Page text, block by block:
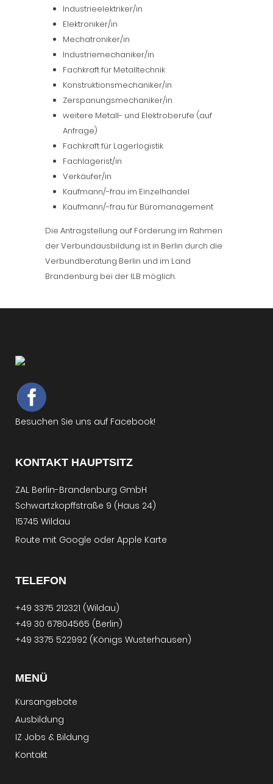
Industrieelektriker/in
Elektroniker/in
Mechatroniker/in
Industriemechaniker/in
Fachkraft für Metalltechnik
Konstruktionsmechaniker/in
Zerspanungsmechaniker/in
weitere Metall- und Elektroberufe (auf
Anfrage)
Fachkraft für Lagerlogistik
Fachlagerist/in
Verkäufer/in
Kaufmann/-frau im Einzelhandel
Kaufmann/-frau für Büromanagement
Die Antragstellung auf Förderung im Rahmen
der Verbundausbildung ist in Berlin durch die
Verbundberatung Berlin und im Land
Brandenburg bei der ILB möglich.
Besuchen Sie uns auf Facebook!
KONTAKT HAUPTSITZ
ZAL Berlin-Brandenburg GmbH
Schwartzkopffstraße 9 (Haus 24)
15745 Wildau
Route mit Google oder Apple Karte
TELEFON
+49 3375 212321 (Wildau)
+49 30 67804565 (Berlin)
+49 3375 522992 (Königs Wusterhausen)
MENÜ
Kursangebote
Ausbildung
IZ Jobs & Bildung
Kontakt